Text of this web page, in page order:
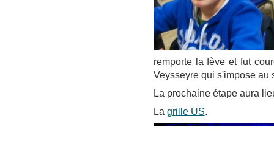
remporte la fève et fut
Veysseyre qui s'impose au
La prochaine étape aura
La grille US.